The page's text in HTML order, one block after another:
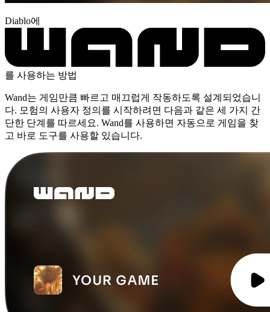
Diablo에
를 사용하는 방법
Wand는 게임만큼 빠르고 매끄럽게 작동하도록 설계되었습니
다. 모험의 사용자 정의를 시작하려면 다음과 같은 세 가지 간
단한 단계를 따르세요. Wand를 사용하면 자동으로 게임을 찾
고 바로 도구를 사용할 있습니다.